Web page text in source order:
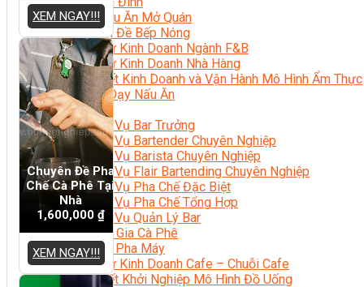
Học Nấu Ăn Mở Quán
Chuyên Đề Bếp Nóng
Khởi Sự Kinh Doanh Ngành F&B
Khởi Sự Kinh Doanh Nhà Hàng
Bí Quyết Kinh Doanh và Vận Hành Mô Hình Ẩm Thực
Video Dạy Nấu Ăn
Pha Chế
Nghiệp Vụ Bar Trưởng
Nghiệp Vụ Bartender Chuyên Nghiệp
Nghiệp Vụ Barista Chuyên Nghiệp
Nghiệp Vụ Flair Bartending Chuyên Nghiệp
Nghiệp Vụ Pha Chế Đặc Biệt
Nghiệp Vụ Pha Chế Tổng Hợp
Nghiệp Vụ Quản Lý Bar
Chuyên Gia Cà Phê
Cà Phê Pha Máy
Khởi Sự Kinh Doanh Cafe – Chuỗi Cafe
Bí Quyết Khởi Nghiệp Mô Hình Đồ Uống
XEM NGAY!!!
Chuyên Đề Pha
Chế Cà Phê Tại
Nhà
1,600,000 ₫
XEM NGAY!!!